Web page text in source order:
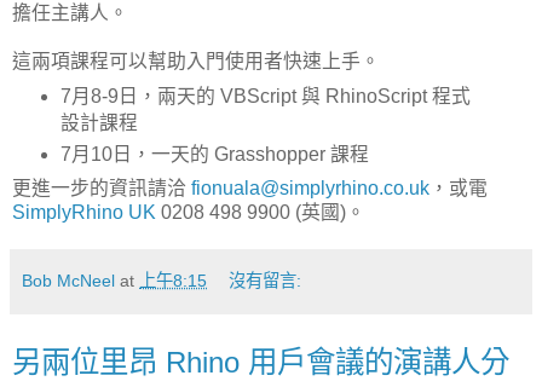
擔任主講人。
這兩項課程可以幫助入門使用者快速上手。
7月8-9日，兩天的 VBScript 與 RhinoScript 程式
設計課程
7月10日，一天的 Grasshopper 課程
更進一步的資訊請洽 fionuala@simplyrhino.co.uk ，或電
SimplyRhino UK 0208 498 9900 (英國)。
Bob McNeel at 上午8:15 沒有留言:
另兩位里昂 Rhino 用戶會議的演講人分